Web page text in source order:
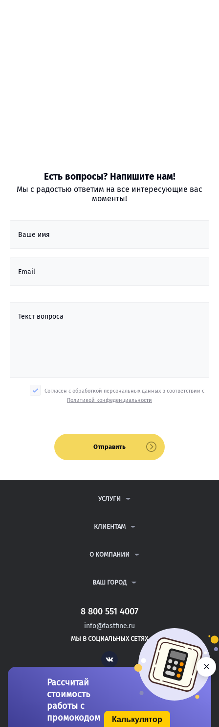
Есть вопросы? Напишите нам!
Мы с радостью ответим на все интересующие вас
моменты!
Ваше имя
Email
Текст вопроса
Согласен с обработкой персональных данных в соответствии с
Политикой конфеденциальности
Отправить
УСЛУГИ
ДИПЛОМНЫЕ РАБОТЫ
РЕФЕРАТЫ
КЛИЕНТАМ
ВОПРОСЫ И ОТВЕТЫ
ПОЛИТИКА КОНФИДЕНЦИАЛЬНОСТИ
О КОМПАНИИ
КОНТАКТЫ
ВАШ ГОРОД
САНКТ-ПЕТЕРБУРГ
НОВОЧЕРКАССК
НОРИЛЬСК
8 800 551 4007
info@fastfine.ru
МЫ В СОЦИАЛЬНЫХ СЕТЯХ
Vk
Рассчитай
стоимость
работы с
промокодом
Калькулятор
×